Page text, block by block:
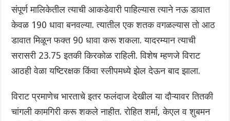
संपूर्ण मालिकेतील त्याची आकडेवारी पाहिल्यास त्याने नऊ डावात
केवळ 190 धावा बनवल्या. त्यातील एक शतक वगळल्यास तो आठ
डावात मिळून फक्त 90 धावा करू शकला. यादरम्यान त्याची
सरासरी 23.75 इतकी किरकोळ राहिली. विशेष म्हणजे विराट
आठही वेळा यष्टिरक्षक किंवा स्लीपमध्ये झेल देऊन बाद झाला.
विराट प्रमाणेच भारताचे इतर फलंदाज देखील या दौऱ्यावर तितकी
चांगली कामगिरी करू शकले नाहीत. रोहित शर्मा, केएल व शुबमन